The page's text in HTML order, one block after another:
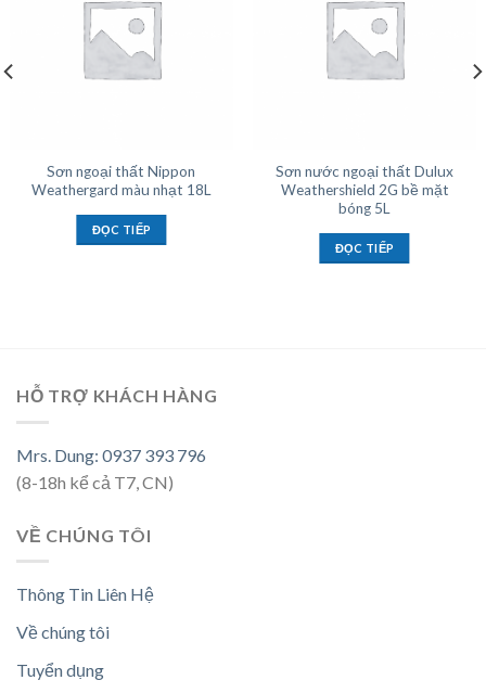
Sơn ngoại thất Nippon
Weathergard màu nhạt 18L
ĐỌC TIẾP
Sơn nước ngoại thất Dulux
Weathershield 2G bề mặt
bóng 5L
ĐỌC TIẾP
HỖ TRỢ KHÁCH HÀNG
Mrs. Dung: 0937 393 796
(8-18h kể cả T7, CN)
VỀ CHÚNG TÔI
Thông Tin Liên Hệ
Về chúng tôi
Tuyển dụng